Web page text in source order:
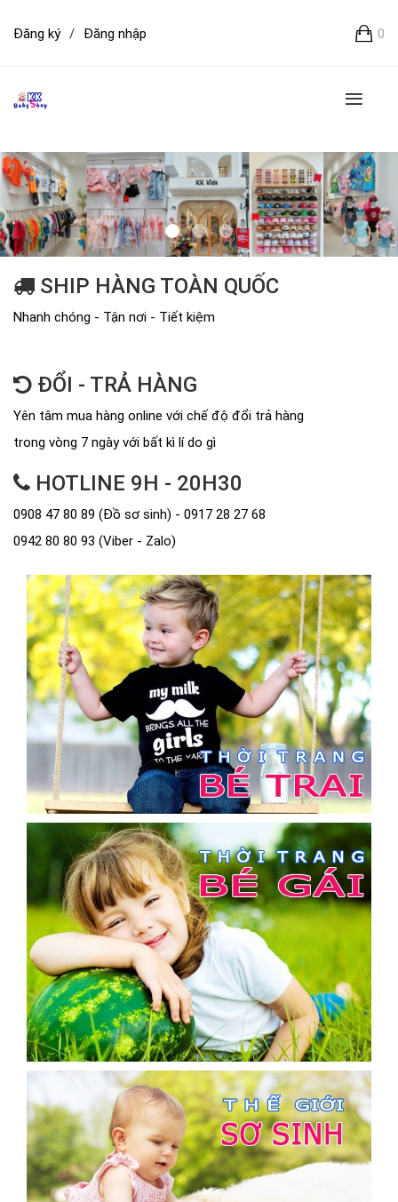
0
Đăng ký / Đăng nhập
SHIP HÀNG TOÀN QUỐC
Nhanh chóng - Tận nơi - Tiết kiệm
ĐỔI - TRẢ HÀNG
Yên tâm mua hàng online với chế độ đổi trả hàng
trong vòng 7 ngày với bất kì lí do gì
HOTLINE 9H - 20H30
0908 47 80 89 (Đồ sơ sinh) - 0917 28 27 68
0942 80 80 93 (Viber - Zalo)